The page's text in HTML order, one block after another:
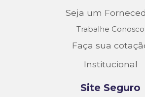
Seja um
Trabalhe Conosco
Faça sua
Institucional
Site Seguro